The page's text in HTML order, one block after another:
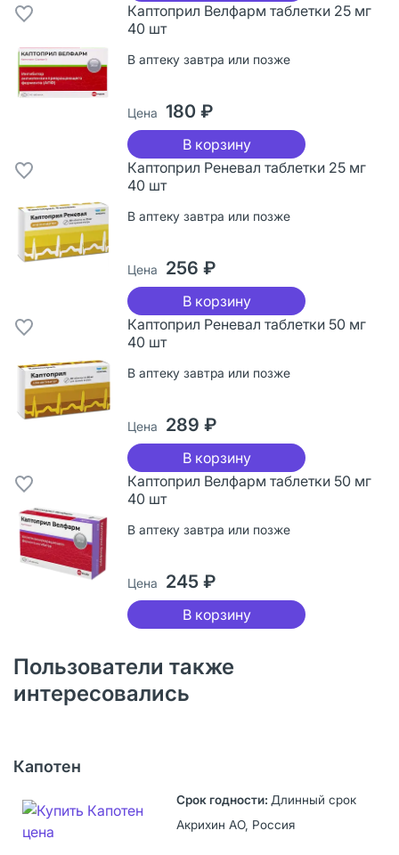
Каптоприл Велфарм таблетки 25 мг
40 шт
В аптеку завтра или позже
Цена 180 ₽
В корзину
Каптоприл Реневал таблетки 25 мг
40 шт
В аптеку завтра или позже
Цена 256 ₽
В корзину
Каптоприл Реневал таблетки 50 мг
40 шт
В аптеку завтра или позже
Цена 289 ₽
В корзину
Каптоприл Велфарм таблетки 50 мг
40 шт
В аптеку завтра или позже
Цена 245 ₽
В корзину
Пользователи также
интересовались
Капотен
Длинный срок
Акрихин АО, Россия